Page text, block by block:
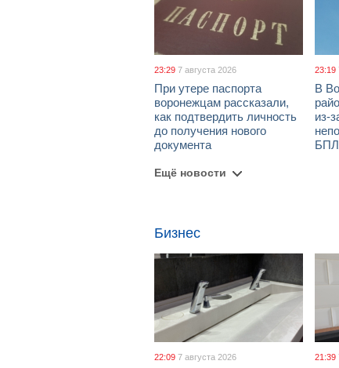
23:29 7 августа 2026
При утере паспорта
воронежцам рассказали,
как подтвердить личность
до получения нового
документа
23:19
В
из-
Ещё новости
Бизнес
22:09 7 августа 2026 21:39